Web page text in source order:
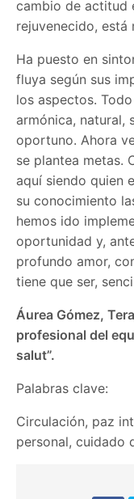
cambio de actitud
rejuvenecido, está
Ha puesto en
fluya según sus
los aspectos.
armónica, natural,
oportuno. Ahora
se plantea metas.
aquí siendo quien
su conocimiento
hemos ido
oportunidad y,
profundo amor,
tiene que ser,
Áurea Gómez,
profesional del
salut”.
Palabras clave:
Circulación, paz
personal, cuidado